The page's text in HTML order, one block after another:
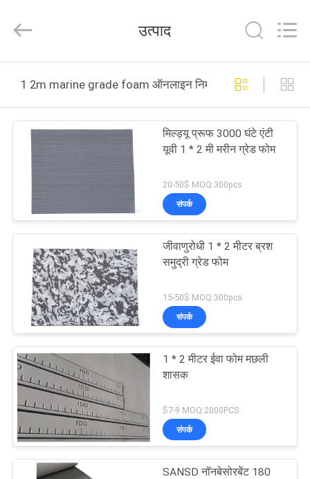
उत्पादों
वीडियो
हमारे
बारे
कारखाना
भ्रमण
गुणवत्ता
नियंत्रण
संपर्क
करें
Co.,Ltd.
Developed
उत्पाद
1 2m marine grade foam ऑनलाइन निर्माण
मिल्ड्यू प्रूफ 3000 घंटे एंटी
यूवी 1 * 2 मी मरीन ग्रेड फोम
20-50$ MOQ:300pcs
संपर्क
जीवाणुरोधी 1 * 2 मीटर ब्रश
समुद्री ग्रेड फोम
15-50$ MOQ:300pcs
संपर्क
1 * 2 मीटर ईवा फोम मछली
शासक
$7-9 MOQ:2000PCS
संपर्क
SANSD नॉनबेसोरबेंट 180